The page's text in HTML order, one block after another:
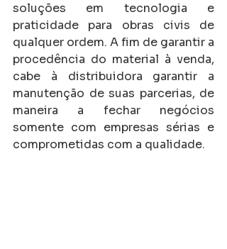
soluções em tecnologia e
praticidade para obras civis de
qualquer ordem. A fim de garantir a
procedência do material à venda,
cabe à distribuidora garantir a
manutenção de suas parcerias, de
maneira a fechar negócios
somente com empresas sérias e
comprometidas com a qualidade.